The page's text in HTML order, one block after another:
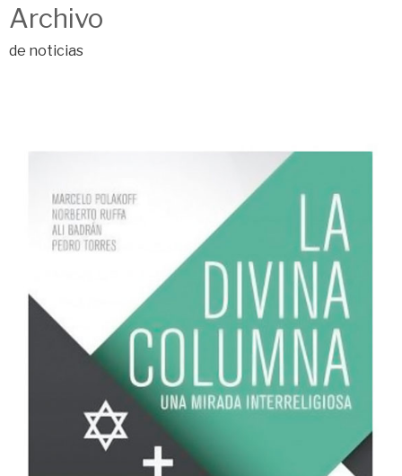
Archivo
de noticias